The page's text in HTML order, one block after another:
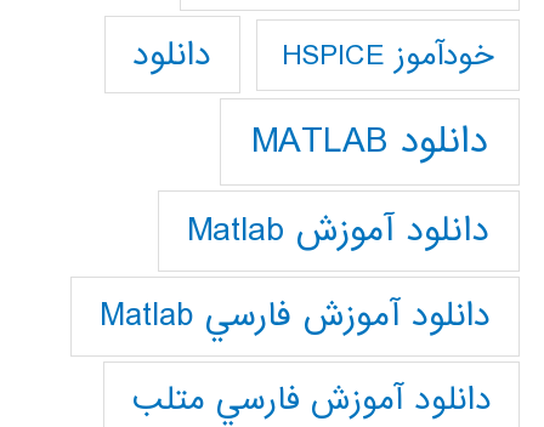
خودآموز HSPICE دانلود
دانلود MATLAB
دانلود آموزش Matlab
دانلود آموزش فارسي Matlab
دانلود آموزش فارسي متلب